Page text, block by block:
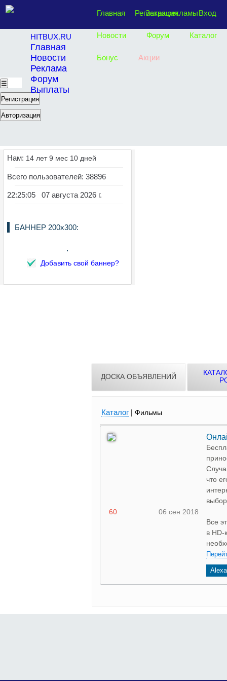
Главная Заказ рекламы
Новости Форум Каталог
Бонус Акции
Вход
Регистрация
HITBUX.RU
Главная
Новости
Реклама
Форум
Выплаты
☰
Регистрация
Авторизация
Нам: 14 лет 9 мес 10 дней
Всего пользователей: 38896
22:25:05 07 августа 2026 г.
БАННЕР 200х300:
Добавить свой баннер?
ДОСКА ОБЪЯВЛЕНИЙ
Каталог | Фильмы
60 06 сен 2018
что
Все
в HD-